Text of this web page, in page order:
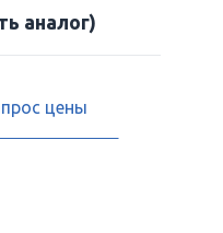
аналог)
цены